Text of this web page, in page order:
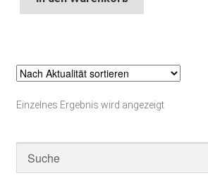
Einzelnes Ergebnis wird angezeigt